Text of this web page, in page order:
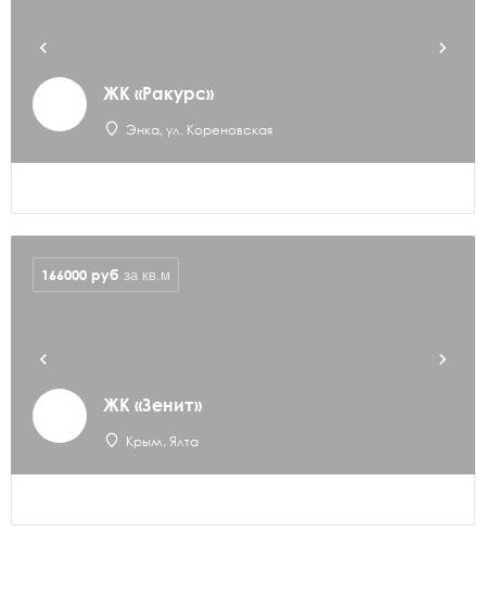
ЖК «Ракурс»
Энка, ул. Кореновская
ЖК «Зенит»
Крым, Ялта
166000 руб за кв.м